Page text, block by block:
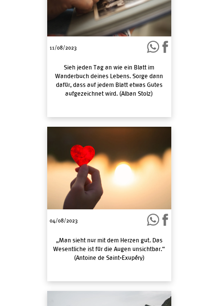
11/08/2023
Sieh jeden Tag an wie ein Blatt im
Wanderbuch deines Lebens. Sorge dann
dafür, dass auf jedem Blatt etwas Gutes
aufgezeichnet wird. (Alban Stolz)
04/08/2023
„Man sieht nur mit dem Herzen gut. Das
Wesentliche ist für die Augen unsichtbar.“
(Antoine de Saint-Exupéry)